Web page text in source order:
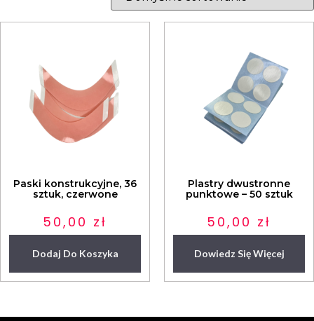
Paski konstrukcyjne, 36
sztuk, czerwone
50,00 zł
Dodaj Do Koszyka
Plastry dwustronne
punktowe – 50 sztuk
50,00 zł
Dowiedz Się Więcej